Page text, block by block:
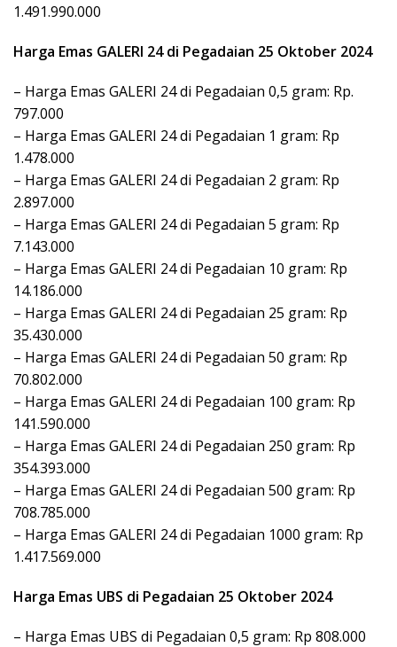
1.491.990.000
Harga Emas GALERI 24 di Pegadaian 25 Oktober 2024
– Harga Emas GALERI 24 di Pegadaian 0,5 gram: Rp.
797.000
– Harga Emas GALERI 24 di Pegadaian 1 gram: Rp
1.478.000
– Harga Emas GALERI 24 di Pegadaian 2 gram: Rp
2.897.000
– Harga Emas GALERI 24 di Pegadaian 5 gram: Rp
7.143.000
– Harga Emas GALERI 24 di Pegadaian 10 gram: Rp
14.186.000
– Harga Emas GALERI 24 di Pegadaian 25 gram: Rp
35.430.000
– Harga Emas GALERI 24 di Pegadaian 50 gram: Rp
70.802.000
– Harga Emas GALERI 24 di Pegadaian 100 gram: Rp
141.590.000
– Harga Emas GALERI 24 di Pegadaian 250 gram: Rp
354.393.000
– Harga Emas GALERI 24 di Pegadaian 500 gram: Rp
708.785.000
– Harga Emas GALERI 24 di Pegadaian 1000 gram: Rp
1.417.569.000
Harga Emas UBS di Pegadaian 25 Oktober 2024
– Harga Emas UBS di Pegadaian 0,5 gram: Rp 808.000